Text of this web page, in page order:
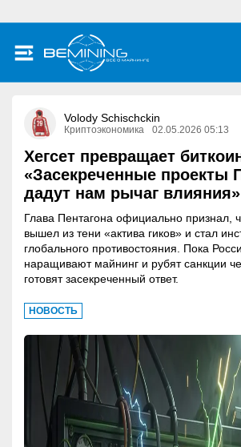
Volody Schischckin
Криптоэкономика 02.05.2026 05:13
Хегсет превращает
«Засекреченные проекты
дадут нам рычаг влияния»
Глава Пентагона официально признал,
вышел из тени «актива гиков» и стал
глобального противостояния. Пока
наращивают майнинг и рубят санкции
готовят засекреченный ответ.
НОВОСТЬ